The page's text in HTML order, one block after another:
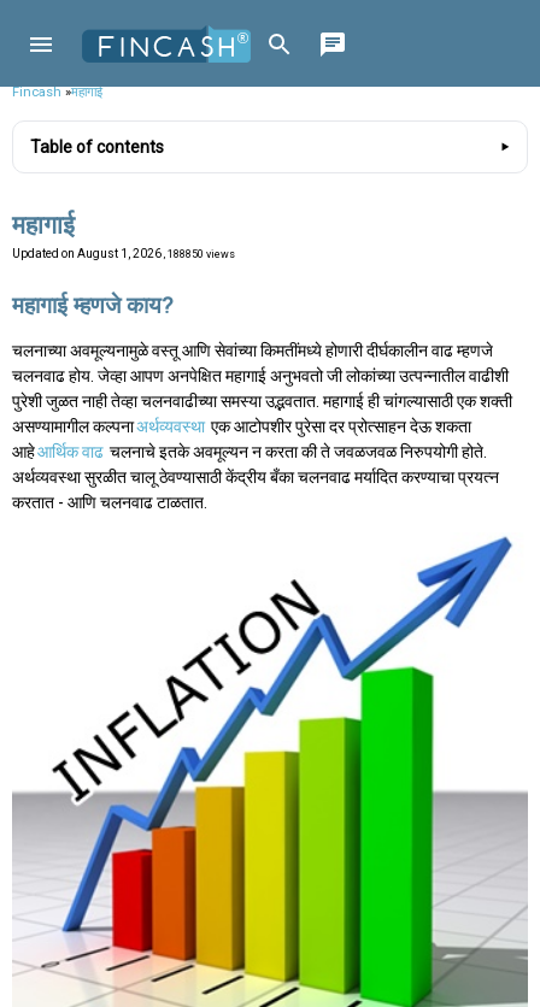
Fincash»महागाई
Table of contents
महागाई
Updated on August 1, 2026 , 188850 views
महागाई म्हणजे काय?
चलनाच्या अवमूल्यनामुळे वस्तू आणि सेवांच्या किमतींमध्ये होणारी दीर्घकालीन वाढ म्हणजे
चलनवाढ होय. जेव्हा आपण अनपेक्षित महागाई अनुभवतो जी लोकांच्या उत्पन्नातील वाढीशी
पुरेशी जुळत नाही तेव्हा चलनवाढीच्या समस्या उद्भवतात. महागाई ही चांगल्यासाठी एक शक्ती
असण्यामागील कल्पनाअर्थव्यवस्था एक आटोपशीर पुरेसा दर प्रोत्साहन देऊ शकता
आहेआर्थिक वाढ चलनाचे इतके अवमूल्यन न करता की ते जवळजवळ निरुपयोगी होते.
अर्थव्यवस्था सुरळीत चालू ठेवण्यासाठी केंद्रीय बँका चलनवाढ मर्यादित करण्याचा प्रयत्न
करतात - आणि चलनवाढ टाळतात.